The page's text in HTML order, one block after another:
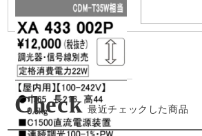
Check 最近チェックした商品